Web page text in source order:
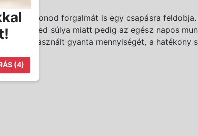
és szalonod forgalmát is egy csapásra
könnyed súlya miatt pedig az egész napos
az elhasznált gyanta mennyiségét, a hatékony
(3)